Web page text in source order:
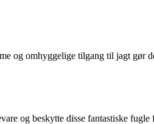
og omhyggelige tilgang til jagt gør
og beskytte disse fantastiske fugle